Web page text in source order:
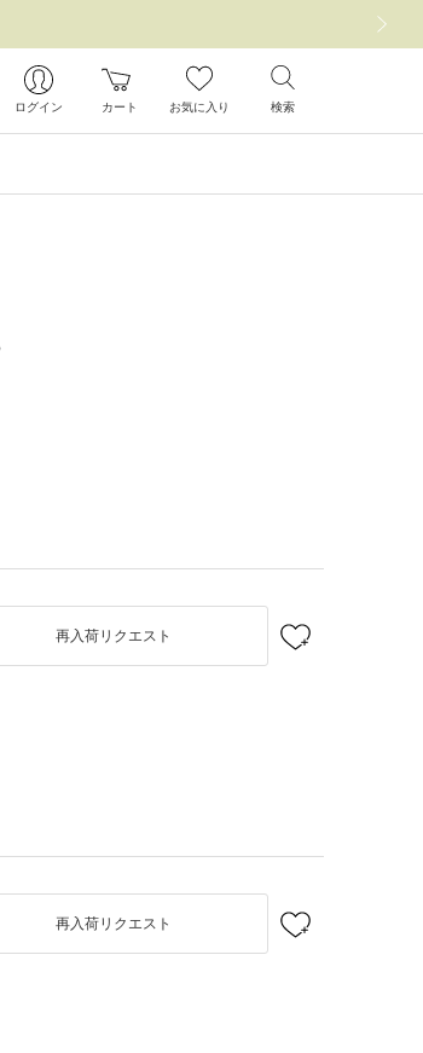
ログイン カート お気に入り 検索
再入荷リクエスト
再入荷リクエスト